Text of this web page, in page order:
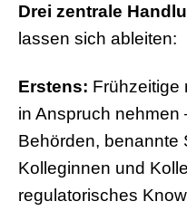
Drei zentrale
lassen sich ableiten:
Erstens: Frühzeitige
in Anspruch nehmen
Behörden, benannte
Kolleginnen und
regulatorisches